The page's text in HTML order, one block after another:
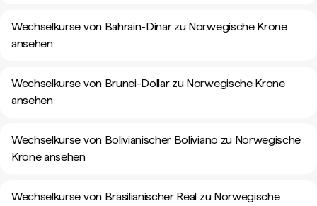
Wechselkurse von Bahrain-Dinar zu Norwegische Krone
ansehen
Wechselkurse von Brunei-Dollar zu Norwegische Krone
ansehen
Wechselkurse von Bolivianischer Boliviano zu Norwegische
Krone ansehen
Wechselkurse von Brasilianischer Real zu Norwegische